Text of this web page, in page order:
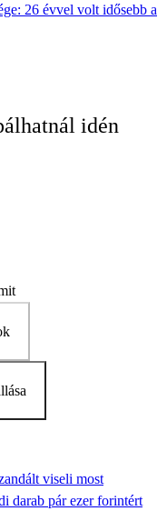
26 évvel volt idősebb a
idén
viseli most
darab pár ezer forintért